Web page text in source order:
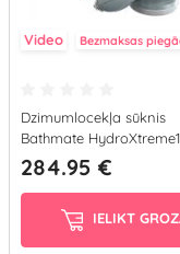
Video Bezmaksas
Dzimumlocekļa sūknis
Bathmate
(pelēks)
284.95 €
IELIKT